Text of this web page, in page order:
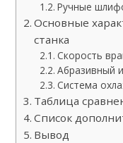
Ручные
Основные
станка
Скорость
Абразивный
Система
Таблица
Список
Вывод